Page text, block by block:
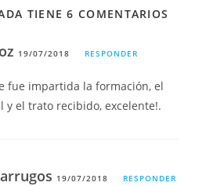
TIENE 6 COMENTARIOS
19/07/2018 RESPONDER
fue impartida la formación, el
y el trato recibido, excelente!.
19/07/2018 RESPONDER